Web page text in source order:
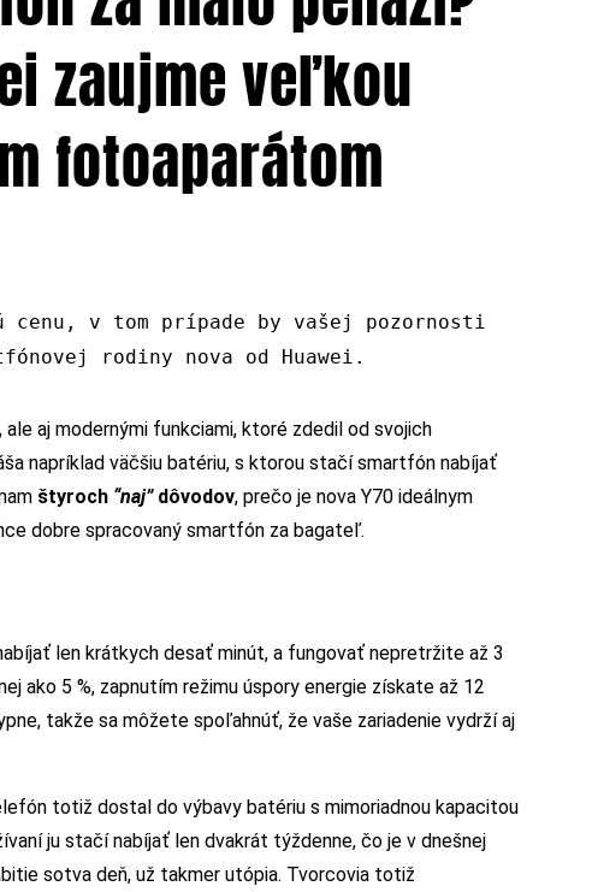
zaujme veľkou
fotoaparátom
cenu, v tom prípade by vašej pozornosti
rodiny nova od Huawei.
aj modernými funkciami, ktoré zdedil od svojich
napríklad väčšiu batériu, s ktorou stačí smartfón nabíjať
štyroch “naj”dôvodov, prečo je nova Y70 ideálnym
dobre spracovaný smartfón za bagateľ.
len krátkych desať minút, a fungovať nepretržite až 3
ako 5 %, zapnutím režimu úspory energie získate až 12
takže sa môžete spoľahnúť, že vaše zariadenie vydrží aj
totiž dostal do výbavy batériu s mimoriadnou kapacitou
ju stačí nabíjať len dvakrát týždenne, čo je v dnešnej
sotva deň, už takmer utópia. Tvorcovia totiž